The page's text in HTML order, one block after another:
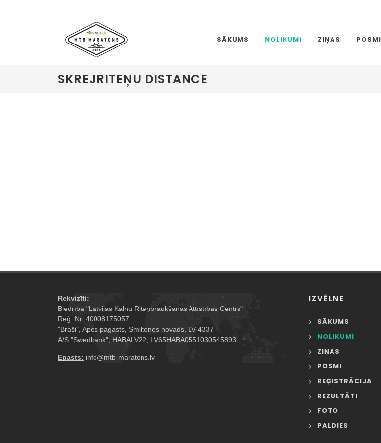
SĀKUMS NOLIKUMI ZIŅAS POSMI
SKREJRITEŅU DISTANCE
Rekvizīti:
Biedrība "Latvijas Kalnu Riteņbraukšanas Attīstības Centrs"
Reģ. Nr. 40008175057
"Braši", Apes pagasts, Smiltenes novads, LV-4337
A/S "Swedbank", HABALV22, LV65HABA0551030545893
Epasts: info@mtb-maratons.lv
IZVĒLNE
SĀKUMS
NOLIKUMI
ZIŅAS
POSMI
REĢISTRĀCIJA
REZULTĀTI
FOTO
PALDIES